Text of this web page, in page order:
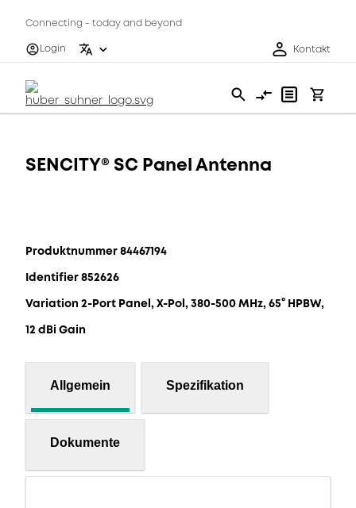
Connecting - today and beyond
Login
Kontakt
SENCITY® SC Panel Antenna
Produktnummer 84467194
Identifier 852626
Variation 2-Port Panel, X-Pol, 380-500 MHz, 65° HPBW,
12 dBi Gain
Allgemein Spezifikation
Dokumente